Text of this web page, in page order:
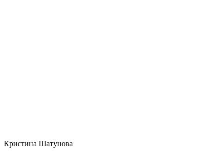
Кристина Шатунова